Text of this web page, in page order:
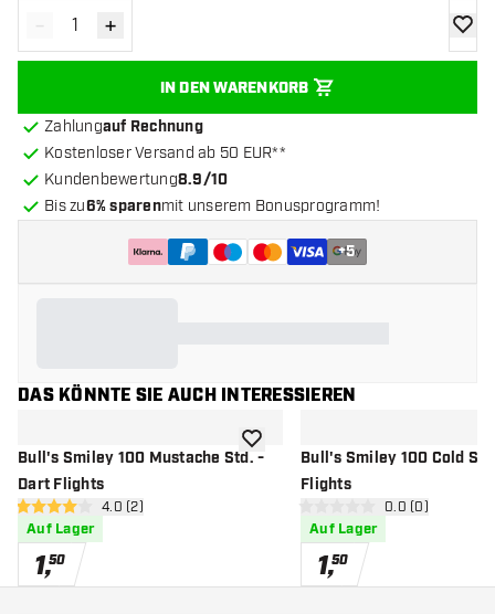
Menge verringern
- Menge erhöhen
+
IN DEN WARENKORB
Zur
Zahlungauf Rechnung
Kostenloser Versand ab 50 EUR**
Kundenbewertung8.9/10
Bis zu6% sparenmit unserem Bonusprogramm!
+5
DAS KÖNNTE SIE AUCH INTERESSIEREN
Bull's Smiley 100 Mustache Std. -
Dart Flights
Bewertungsbereich öffnen
4 Bewertungssterne
4.0 (2)
Auf Lager
1,50
Zur Wunschliste hinzufügen
Bull's Smiley 100 Cold
Flights
0 Bewertungssterne
0.0 (0)
Auf Lager
1,50